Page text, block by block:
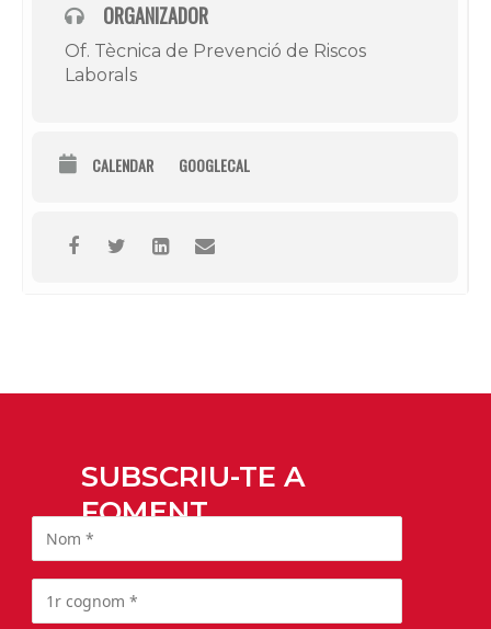
ORGANIZADOR
Of. Tècnica de Prevenció de Riscos
Laborals
CALENDAR GOOGLECAL
SUBSCRIU-TE A
FOMENT